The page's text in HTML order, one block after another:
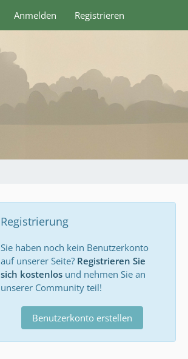
Anmelden Registrieren
Registrierung
Sie haben noch kein Benutzerkonto
auf unserer Seite? Registrieren Sie
sich kostenlos und nehmen Sie an
unserer Community teil!
Benutzerkonto erstellen